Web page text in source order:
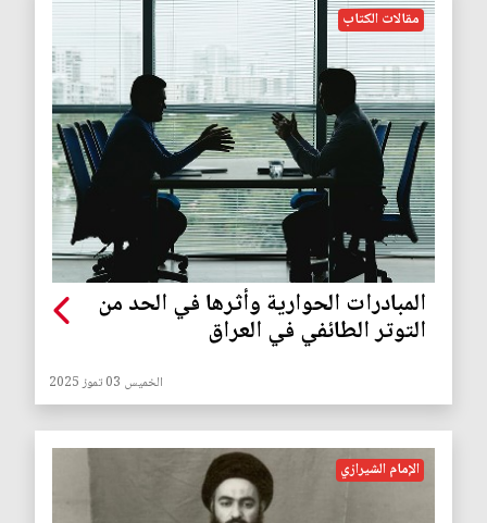
مقالات الكتاب
المبادرات الحوارية وأثرها في الحد من
التوتر الطائفي في العراق
الخميس 03 تموز 2025
الإمام الشيرازي